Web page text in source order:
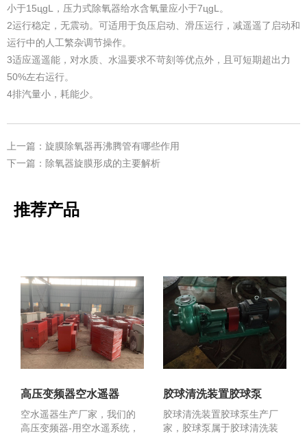
小于15цɡL，压力式除氧器给水含氧量应小于7цɡL。
2运行稳定，无震动。可适用于负压启动、滑压运行，减遥遥了启动和
运行中的人工繁杂调节操作。
3适应遥遥能，对水质、水温要求不苛刻等优点外，且可短期超出力
50%左右运行。
4排汽量小，耗能少。
上一篇：旋膜除氧器再沸腾管有哪些作用
下一篇：除氧器旋膜形成的主要解析
推荐产品
高压变频器空水遥器
空水遥器生产厂家，我们的
高压变频器-用空水遥系统，
胶球清洗装置胶球泵
胶球清洗装置胶球泵生产厂
家，胶球泵属于胶球清洗装